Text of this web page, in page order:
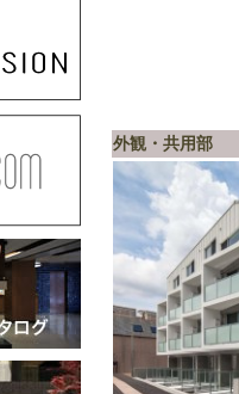
外観・共用部